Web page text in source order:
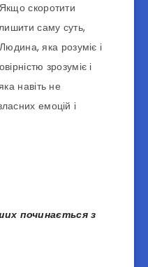
Якщо скоротити
саму суть,
Людина, яка розуміє і
зрозуміє і
навіть не
емоцій і
починається з